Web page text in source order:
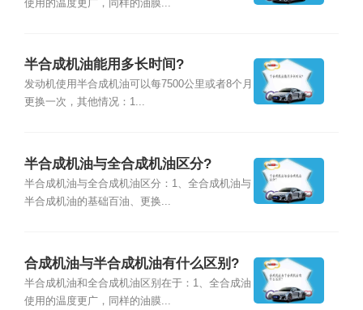
使用的温度更广，同样的油膜...
半合成机油能用多长时间?
发动机使用半合成机油可以每7500公里或者8个月
更换一次，其他情况：1...
半合成机油与全合成机油区分?
半合成机油与全合成机油区分：1、全合成机油与
半合成机油的基础百油、更换...
合成机油与半合成机油有什么区别?
半合成机油和全合成机油区别在于：1、全合成油
使用的温度更广，同样的油膜...